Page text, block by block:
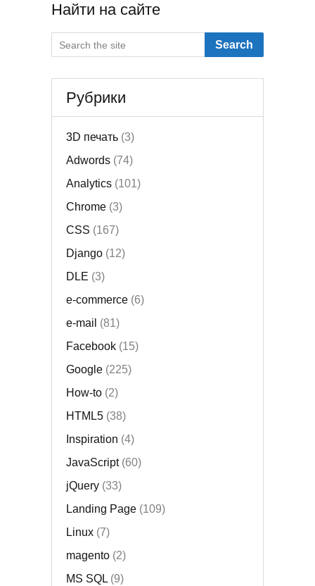
Найти на сайте
Search
Рубрики
3D печать(3)
Adwords(74)
Analytics(101)
Chrome(3)
CSS (167)
Django(12)
DLE (3)
e-commerce(6)
e-mail (81)
Facebook(15)
Google(225)
How-to(2)
HTML5(38)
Inspiration (4)
JavaScript(60)
jQuery(33)
Landing Page(109)
Linux(7)
magento(2)
MS SQL(9)